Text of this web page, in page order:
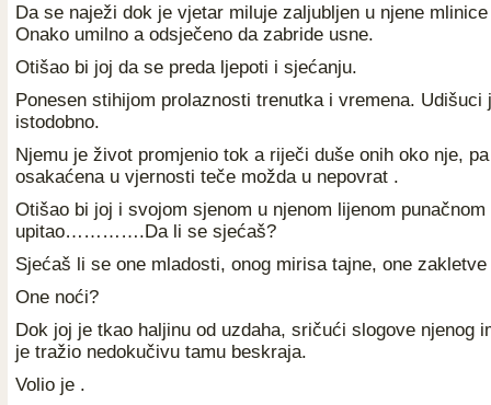
Da se naježi dok je vjetar miluje zaljubljen u njene
Onako umilno a odsječeno da zabride usne.
Otišao bi joj da se preda ljepoti i sjećanju.
Ponesen stihijom prolaznosti trenutka i vremena. Udišuci
istodobno.
Njemu je život promjenio tok a riječi duše onih oko nje,
osakaćena u vjernosti teče možda u nepovrat .
Otišao bi joj i svojom sjenom u njenom lijenom punačnom
upitao………….Da li se sjećaš?
Sjećaš li se one mladosti, onog mirisa tajne, one
One noći?
Dok joj je tkao haljinu od uzdaha, sričući slogove njenog
je tražio nedokučivu tamu beskraja.
Volio je .